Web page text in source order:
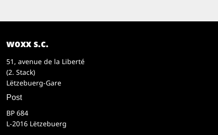
woxx s.c.
51, avenue de la Liberté
(2. Stack)
Lëtzebuerg-Gare
Post
BP 684
L-2016 Lëtzebuerg